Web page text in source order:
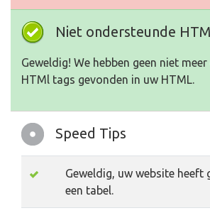
Niet ondersteunde
Geweldig! We hebben geen niet
HTMl tags gevonden in uw HTML.
Speed Tips
Geweldig, uw website heeft
een tabel.